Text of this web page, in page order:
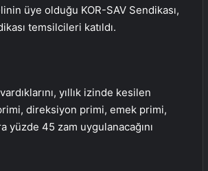
üye olduğu KOR-SAV Sendikası,
temsilcileri katıldı.
yıllık izinde kesilen
direksiyon primi, emek primi,
yüzde 45 zam uygulanacağını